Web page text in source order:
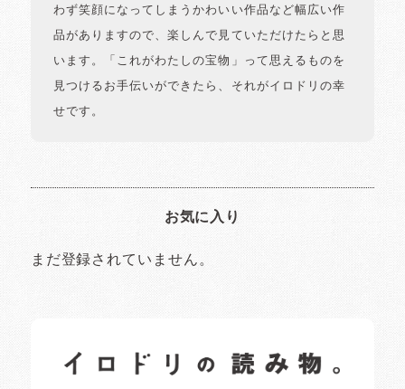
わず笑顔になってしまうかわいい作品など幅広い作
品がありますので、楽しんで見ていただけたらと思
います。「これがわたしの宝物」って思えるものを
見つけるお手伝いができたら、それがイロドリの幸
せです。
お気に入り
まだ登録されていません。
日常の様子など随時更新中です。